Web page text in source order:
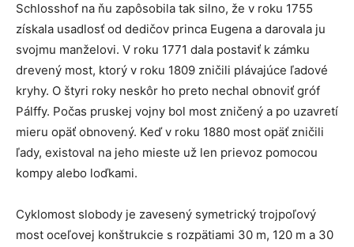
Schlosshof na ňu zapôsobila tak silno, že v roku 1755
získala usadlosť od dedičov princa Eugena a darovala ju
svojmu manželovi. V roku 1771 dala postaviť k zámku
drevený most, ktorý v roku 1809 zničili plávajúce ľadové
kryhy. O štyri roky neskôr ho preto nechal obnoviť gróf
Pálffy. Počas pruskej vojny bol most zničený a po uzavretí
mieru opäť obnovený. Keď v roku 1880 most opäť zničili
ľady, existoval na jeho mieste už len prievoz pomocou
kompy alebo loďkami.
Cyklomost slobody je zavesený symetrický trojpoľový
most oceľovej konštrukcie s rozpätiami 30 m, 120 m a 30